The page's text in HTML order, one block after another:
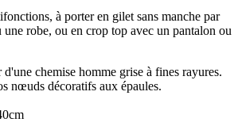
à porter en gilet sans manche par
une robe, ou en crop top avec un pantalon ou
chemise homme grise à fines rayures.
nœuds décoratifs aux épaules.